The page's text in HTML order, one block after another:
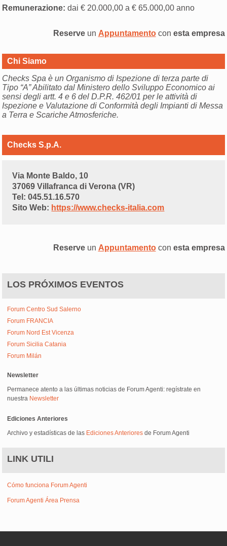
Remunerazione:dai € 20.000,00 a € 65.000,00 anno
Reserve un Appuntamentocon esta empresa
Chi Siamo
Checks Spa è un Organismo di Ispezione di terza parte di
Tipo “A” Abilitato dal Ministero dello Sviluppo Economico ai
sensi degli artt. 4 e 6 del D.P.R. 462/01 per le attività di
Ispezione e Valutazione di Conformità degli Impianti di Messa
a Terra e Scariche Atmosferiche.
Checks S.p.A.
Via Monte Baldo, 10
37069 Villafranca di Verona (VR)
Tel: 045.51.16.570
Sito Web: https://www.checks-italia.com
Reserve un Appuntamentocon esta empresa
LOS PRÓXIMOS EVENTOS
Forum Centro Sud Salerno
Forum FRANCIA
Forum Nord Est Vicenza
Forum Sicilia Catania
Forum Milán
Newsletter
Permanece atento a las últimas noticias de Forum Agenti: regístrate en
nuestra Newsletter
Ediciones Anteriores
Archivo y estadísticas de las Ediciones Anteriores de Forum Agenti
LINK UTILI
Cómo funciona Forum Agenti
Forum Agenti Área Prensa